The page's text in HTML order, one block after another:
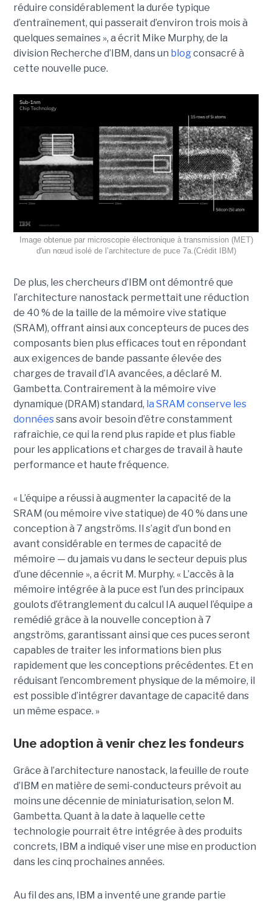
réduire considérablement la durée typique
d’entraînement, qui passerait d’environ trois mois à
quelques semaines », a écrit Mike Murphy, de la
division Recherche d’IBM, dans un blogconsacré à
cette nouvelle puce.
Image obtenue par microscopie électronique à transmission (MET)
d'un nœud isolé de l’architecture de puce 7a.(Crédit IBM)
De plus, les chercheurs d’IBM ont démontré que
l’architecture nanostack permettait une réduction
de 40 % de la taille de la mémoire vive statique
(SRAM), offrant ainsi aux concepteurs de puces des
composants bien plus efficaces tout en répondant
aux exigences de bande passante élevée des
charges de travail d’IA avancées, a déclaré M.
Gambetta. Contrairement à la mémoire vive
dynamique (DRAM) standard, la SRAM conserve les
donnéessans avoir besoin d’être constamment
rafraîchie, ce qui la rend plus rapide et plus fiable
pour les applications et charges de travail à haute
performance et haute fréquence.
« L’équipe a réussi à augmenter la capacité de la
SRAM (ou mémoire vive statique) de 40 % dans une
conception à 7 angströms. Il s’agit d’un bond en
avant considérable en termes de capacité de
mémoire — du jamais vu dans le secteur depuis plus
d’une décennie », a écrit M. Murphy. « L’accès à la
mémoire intégrée à la puce est l’un des principaux
goulots d’étranglement du calcul IA auquel l’équipe a
remédié grâce à la nouvelle conception à 7
angströms, garantissant ainsi que ces puces seront
capables de traiter les informations bien plus
rapidement que les conceptions précédentes. Et en
réduisant l’encombrement physique de la mémoire, il
est possible d’intégrer davantage de capacité dans
un même espace. »
Une adoption à venir chez les fondeurs
Grâce à l’architecture nanostack, la feuille de route
d’IBM en matière de semi-conducteurs prévoit au
moins une décennie de miniaturisation, selon M.
Gambetta. Quant à la date à laquelle cette
technologie pourrait être intégrée à des produits
concrets, IBM a indiqué viser une mise en production
dans les cinq prochaines années.
Au fil des ans, IBM a inventé une grande partie